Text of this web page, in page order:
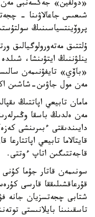
«دولفين» جەكسەنبى مەن
شىعىس جاعالاۋىنا -
پروۆينتسياسىنىڭ
ۇلتتىق مەتەورولوگيالىق
ينلۋننىڭ ايتۋىنشا،
«باۆي» تايفۋنىمەن
مەن مول جاۋىن-شاشىن
مامان تابيعي اپاتتىڭ
مەن ەلدىڭ باسقا
دايىندىقتى ءبىرىنشى
قايتالاما تابيعي
قاجەتتىگىن اتاپ ءوتتى.
سونىمەن قاتار جۇما
قۇرعاقشىلىققا قارسى
شتابى چجەتسزيان جانە
تاسقىنىنا بايلانىستى